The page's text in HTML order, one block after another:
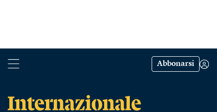
Abbonarsi